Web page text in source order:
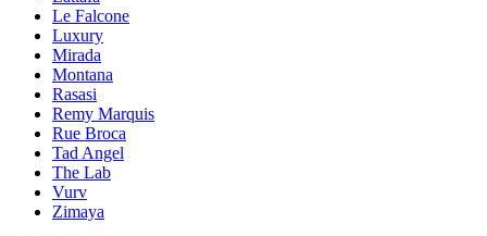
Le Falcone
Luxury
Mirada
Montana
Rasasi
Remy Marquis
Rue Broca
Tad Angel
The Lab
Vurv
Zimaya